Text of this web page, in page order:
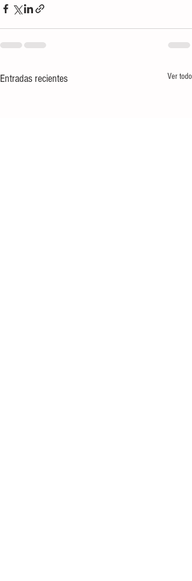
Entradas recientes Ver todo